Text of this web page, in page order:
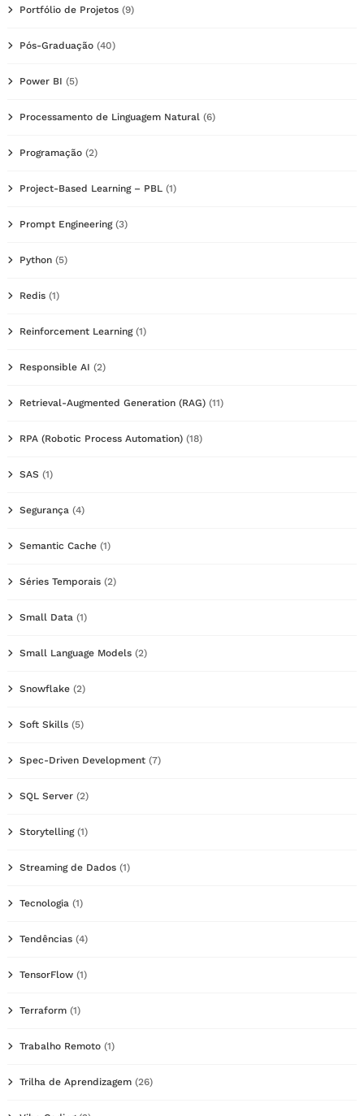
Portfólio de Projetos (9)
Pós-Graduação (40)
Power BI (5)
Processamento de Linguagem Natural (6)
Programação (2)
Project-Based Learning – PBL (1)
Prompt Engineering(3)
Python (5)
Redis (1)
Reinforcement Learning(1)
Responsible AI (2)
Retrieval-Augmented Generation (RAG) (11)
RPA (Robotic Process Automation) (18)
SAS (1)
Segurança (4)
Semantic Cache (1)
Séries Temporais (2)
Small Data (1)
Small Language Models (2)
Snowflake (2)
Soft Skills (5)
Spec-Driven Development (7)
SQL Server (2)
Storytelling(1)
Streaming de Dados (1)
Tecnologia (1)
Tendências (4)
TensorFlow (1)
Terraform (1)
Trabalho Remoto (1)
Trilha de Aprendizagem (26)